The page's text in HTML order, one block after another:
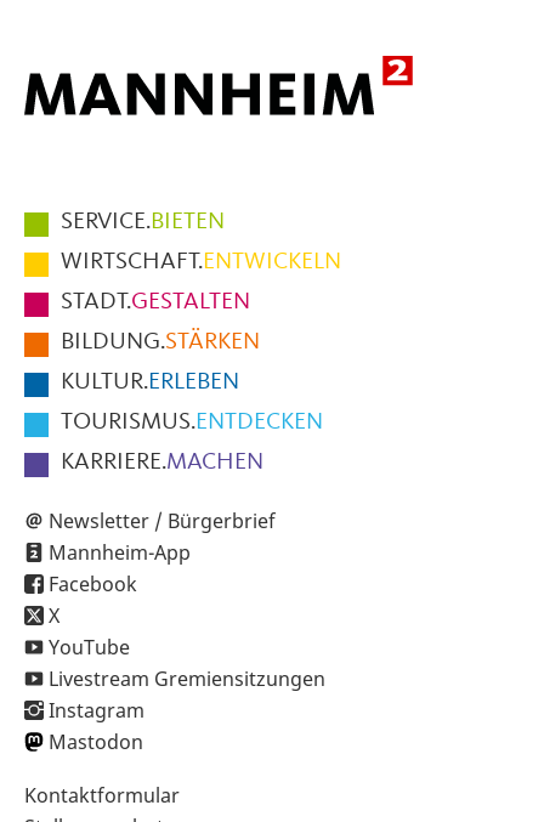
Hauptmenüpunkte
im
Fußbereich
der
Seite
SERVICE.BIETEN
WIRTSCHAFT.ENTWICKELN
STADT.GESTALTEN
BILDUNG.STÄRKEN
KULTUR.ERLEBEN
TOURISMUS.ENTDECKEN
KARRIERE.MACHEN
Newsletter / Bürgerbrief
Mannheim-App
Facebook
X
YouTube
Livestream Gremiensitzungen
Instagram
Mastodon
Sekundärnavigation
Kontaktformular